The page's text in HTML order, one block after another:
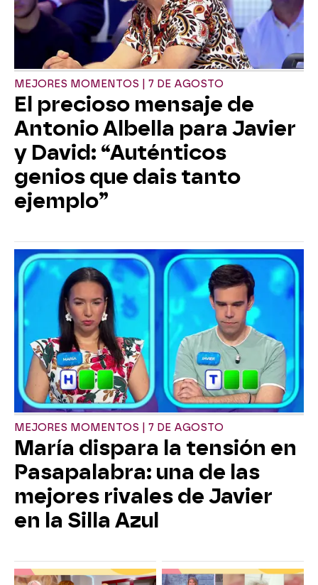
MEJORES MOMENTOS | 7 DE AGOSTO
El precioso mensaje de
Antonio Albella para Javier
y David: “Auténticos
genios que dais tanto
ejemplo”
MEJORES MOMENTOS | 7 DE AGOSTO
María dispara la tensión en
Pasapalabra: una de las
mejores rivales de Javier
en la Silla Azul